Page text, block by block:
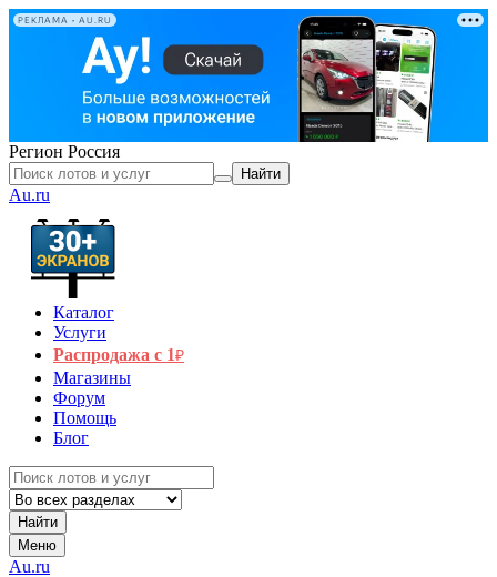
РЕКЛАМА • AU.RU
Регион Россия
Найти
Au.ru
Каталог
Услуги
Распродажа с 1₽
Магазины
Форум
Помощь
Блог
Найти
Меню
Au.ru